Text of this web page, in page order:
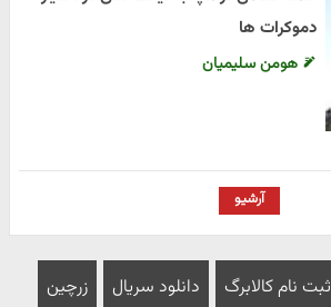
دموکرات ها
هومن سلیمیان
آرشیو
ثبت نام کالابرگ دانلود سریال زرچین